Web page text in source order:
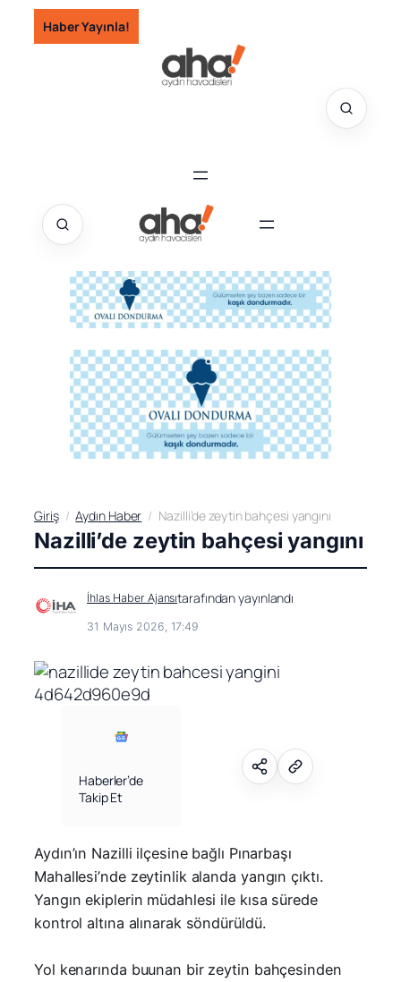
İçeriğe
geç
Haber Yayınla!
Giriş Aydın Haber Nazilli’de zeytin bahçesi yangını
Nazilli’de zeytin bahçesi yangını
İhlas Haber Ajansıtarafından yayınlandı
31 Mayıs 2026, 17:49
Haberler’de
Takip Et
Aydın’ın Nazilli ilçesine bağlı Pınarbaşı
Mahallesi’nde zeytinlik alanda yangın çıktı.
Yangın ekiplerin müdahlesi ile kısa sürede
kontrol altına alınarak söndürüldü.
Yol kenarında buunan bir zeytin bahçesinden